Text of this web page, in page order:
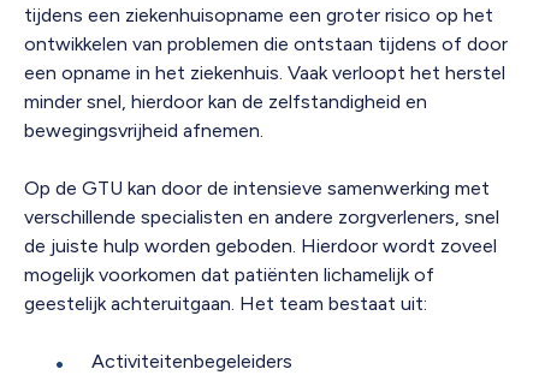
tijdens een ziekenhuisopname een groter risico op het
ontwikkelen van problemen die ontstaan tijdens of door
een opname in het ziekenhuis. Vaak verloopt het herstel
minder snel, hierdoor kan de zelfstandigheid en
bewegingsvrijheid afnemen.
Op de GTU kan door de intensieve samenwerking met
verschillende specialisten en andere zorgverleners, snel
de juiste hulp worden geboden. Hierdoor wordt zoveel
mogelijk voorkomen dat patiënten lichamelijk of
geestelijk achteruitgaan. Het team bestaat uit:
Activiteitenbegeleiders